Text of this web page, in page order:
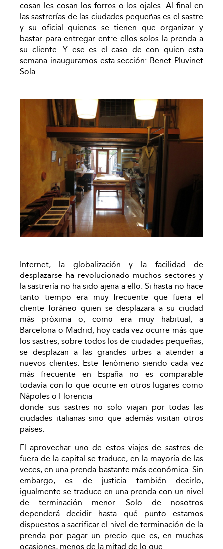
cosan les cosan los forros o los ojales. Al final en
las sastrerías de las ciudades pequeñas es el sastre
y su oficial quienes se tienen que organizar y
bastar para entregar entre ellos solos la prenda a
su cliente. Y ese es el caso de con quien esta
semana inauguramos esta sección: Benet Pluvinet
Sola.
Internet, la globalización y la facilidad de
desplazarse ha revolucionado muchos sectores y
la sastrería no ha sido ajena a ello. Si hasta no hace
tanto tiempo era muy frecuente que fuera el
cliente foráneo quien se desplazara a su ciudad
más próxima o, como era muy habitual, a
Barcelona o Madrid, hoy cada vez ocurre más que
los sastres, sobre todos los de ciudades pequeñas,
se desplazan a las grandes urbes a atender a
nuevos clientes. Este fenómeno siendo cada vez
más frecuente en España no es comparable
todavía con lo que ocurre en otros lugares como
Nápoles o Florencia
donde sus sastres no solo viajan por todas las
ciudades italianas sino que además visitan otros
países.
El aprovechar uno de estos viajes de sastres de
fuera de la capital se traduce, en la mayoría de las
veces, en una prenda bastante más económica. Sin
embargo, es de justicia también decirlo,
igualmente se traduce en una prenda con un nivel
de terminación menor. Solo de nosotros
dependerá decidir hasta qué punto estamos
dispuestos a sacrificar el nivel de terminación de la
prenda por pagar un precio que es, en muchas
ocasiones, menos de la mitad de lo que